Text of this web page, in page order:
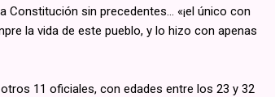
Constitución sin precedentes… «¡el único con
la vida de este pueblo, y lo hizo con apenas
11 oficiales, con edades entre los 23 y 32